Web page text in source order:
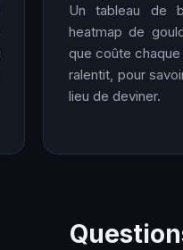
Un tableau de
heatmap de
que coûte
ralentit, pour
lieu de deviner.